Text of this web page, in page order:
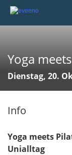
Yoga
Dienstag, 20.
Info
Yoga meets
Unialltag